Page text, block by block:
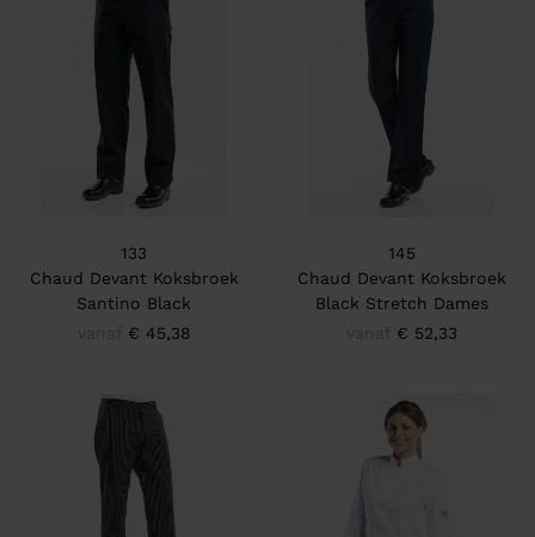
133
Chaud Devant Koksbroek
Santino Black
€ 45,38
145
Chaud Devant Koksbroek
Black Stretch Dames
€ 52,33